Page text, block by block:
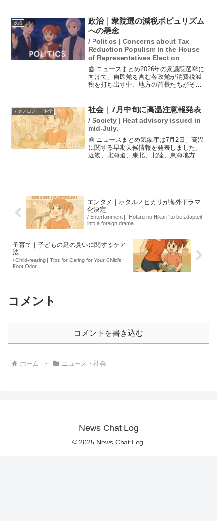
明の状態でICUで経過観察中です。この事
故を受け、ボクシ...
政治
政治｜衆院選の減税ポピュリズム
への懸念
/ Politics | Concerns about Tax
Reduction Populism in the House
of Representatives Election
📰 ニュースまとめ2026年の衆議院選挙に
向けて、自民党を含む各政党が消費税減
税を打ち出す中、地方の首長たちがその
影響が指摘されており、選挙を前にした
「減税ポピュリズム...
テクノロジー・科学 社会｜7月中旬に高温注意報発表
/ Society | Heat advisory issued in
mid-July.
📰 ニュースまとめ気象庁は7月2日、高温
に関する早期天候情報を発表しました。
近畿、北海道、東北、北陸、東海地方で
エンタメ｜ホタルノヒカリが海外ドラマ
化決定
/ Entertainment | “Hotaru no Hikari” to be adapted
into a foreign drama
子育て｜子どもの足の臭いに関するケア
法
/ Child-rearing | Tips for Caring for Your Child’s
Foot Odor
コメント
コメントを書き込む
ホーム ニュース・社会
News Chat Log
© 2025 News Chat Log.